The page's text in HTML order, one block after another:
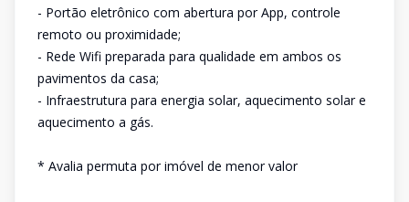
- Portão eletrônico com abertura por App, controle
remoto ou proximidade;
- Rede Wifi preparada para qualidade em ambos os
pavimentos da casa;
- Infraestrutura para energia solar, aquecimento solar e
aquecimento a gás.
* Avalia permuta por imóvel de menor valor